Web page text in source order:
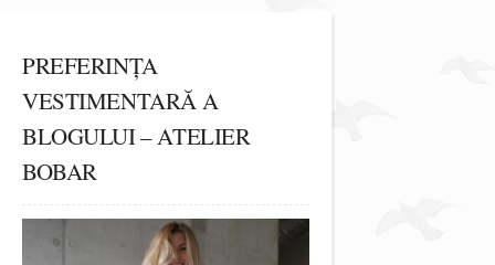
PREFERINȚA
VESTIMENTARĂ A
BLOGULUI – ATELIER
BOBAR